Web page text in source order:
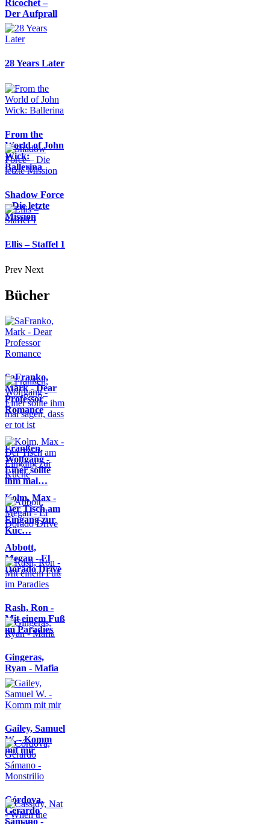
Ricochet –
Der Aufprall
28 Years Later
From the
World of John
Wick:
Ballerina
Shadow Force
– Die letzte
Mission
Ellis – Staffel 1
Prev Next
Bücher
SaFranko,
Mark - Dear
Professor
Romance
Franßen,
Wolfgang -
Einer sollte
ihm mal…
Kolm, Max -
Der Tisch am
Eingang zur
Küc…
Abbott,
Megan - El
Dorado Drive
Rash, Ron -
Mit einem Fuß
im Paradies
Gingeras,
Ryan - Mafia
Gailey, Samuel
W. - Komm
mit mir
Córdova,
Gerardo
Sámano -